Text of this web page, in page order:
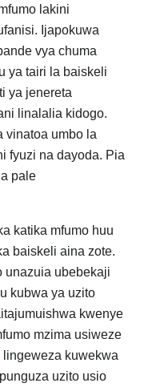
lakini
Ijapokuwa
vya chuma
ya tairi la baiskeli
ya jenereta
linalalia kidogo.
vinatoa umbo la
fyuzi na dayoda. Pia
pale
katika mfumo huu
baiskeli aina zote.
unazuia ubebekaji
kubwa ya uzito
kwenye
mzima usiweze
lingeweza kuwekwa
uzito usio